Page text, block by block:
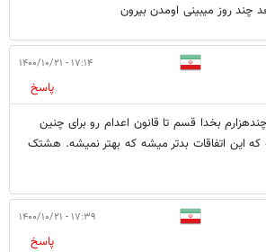
چند روز میبینی اومدن بیرون
۱۷:۱۴ - ۱۴۰۰/۱۰/۲۱
پاسخ
بخدا قسم تا قانون اعدام رو برای چنین
که این اتفاقات بدتر میشه که بهتر نمیشه. هشتک
۱۷:۳۹ - ۱۴۰۰/۱۰/۲۱
پاسخ